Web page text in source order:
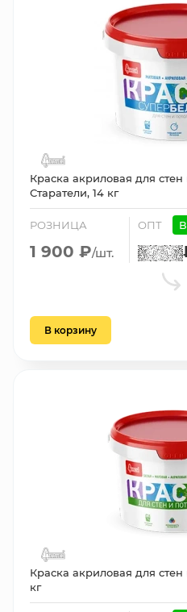
Краска акриловая для
Старатели, 14 кг
РОЗНИЦА
1 900 ₽/шт.
ОПТ
В корзину
Краска акриловая для стен
кг